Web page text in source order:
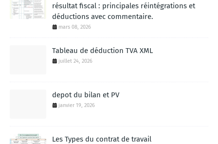
résultat fiscal : principales réintégrations et
déductions avec commentaire.
mars 08, 2026
Tableau de déduction TVA XML
juillet 24, 2026
depot du bilan et PV
janvier 19, 2026
Les Types du contrat de travail